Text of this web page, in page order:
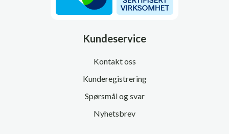
Kundeservice
Kontakt oss
Kunderegistrering
Spørsmål og svar
Nyhetsbrev